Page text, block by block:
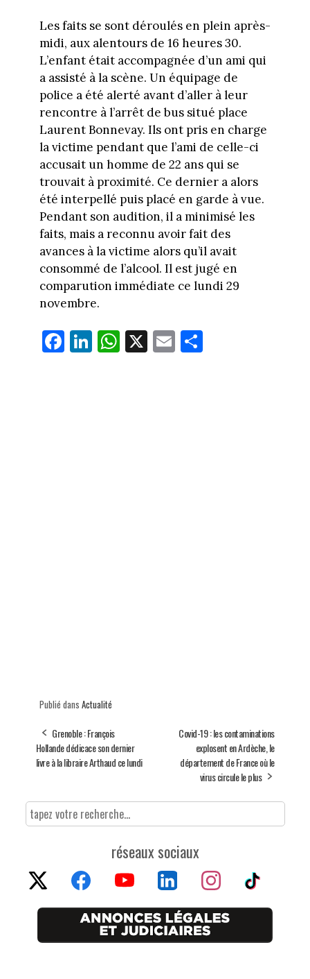
Les faits se sont déroulés en plein après-
midi, aux alentours de 16 heures 30.
L’enfant était accompagnée d’un ami qui
a assisté à la scène. Un équipage de
police a été alerté avant d’aller à leur
rencontre à l’arrêt de bus situé place
Laurent Bonnevay. Ils ont pris en charge
la victime pendant que l’ami de celle-ci
accusait un homme de 22 ans qui se
trouvait à proximité. Ce dernier a alors
été interpellé puis placé en garde à vue.
Pendant son audition, il a minimisé les
faits, mais a reconnu avoir fait des
avances à la victime alors qu’il avait
consommé de l’alcool. Il est jugé en
comparution immédiate ce lundi 29
novembre.
Fa
ce
Li
nk
W
ha
X E
m
Pa
rt
Publié dans Actualité
Grenoble : François
Hollande dédicace son dernier
livre à la libraire Arthaud ce lundi
Covid-19 : les contaminations
explosent en Ardèche, le
département de France où le
virus circule le plus
réseaux sociaux